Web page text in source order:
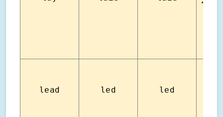
ระมัด
lead led led